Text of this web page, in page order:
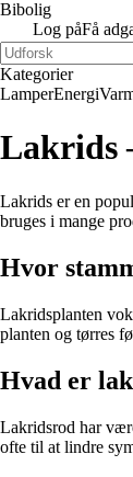
Bibolig
Log påFå
Kategorier
LamperEnergi
Lakrids
Lakrids er en
bruges i mange
Hvor
Lakridsplanten
planten og tørres
Hvad er
Lakridsrod har
ofte til at lindre